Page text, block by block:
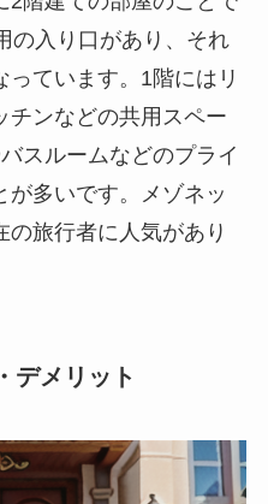
の入り口があり、それ
ています。1階にはリ
チンなどの共用スペー
スルームなどのプライ
多いです。メゾネッ
の旅行者に人気があり
デメリット